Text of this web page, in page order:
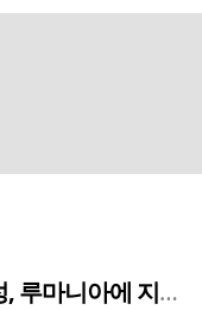
지상국 시스템 전수